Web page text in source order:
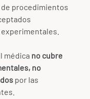
procedimientos
médica no cubre
no
por las